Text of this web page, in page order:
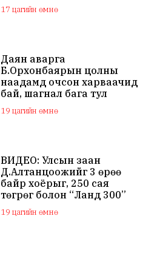
17 цагийн өмнө
Даян аварга
Б.Орхонбаярын цолны
наадамд очсон харваачид
бай, шагнал бага тул
наадамд оролцохгүй
гэдгээ мэдэгдлээ
19 цагийн өмнө
ВИДЕО: Улсын заан
Д.Алтанцоожийг 3 өрөө
байр хоёрыг, 250 сая
төгрөг болон “Ланд 300”
маркийн автомашинаар
мялаажээ
19 цагийн өмнө